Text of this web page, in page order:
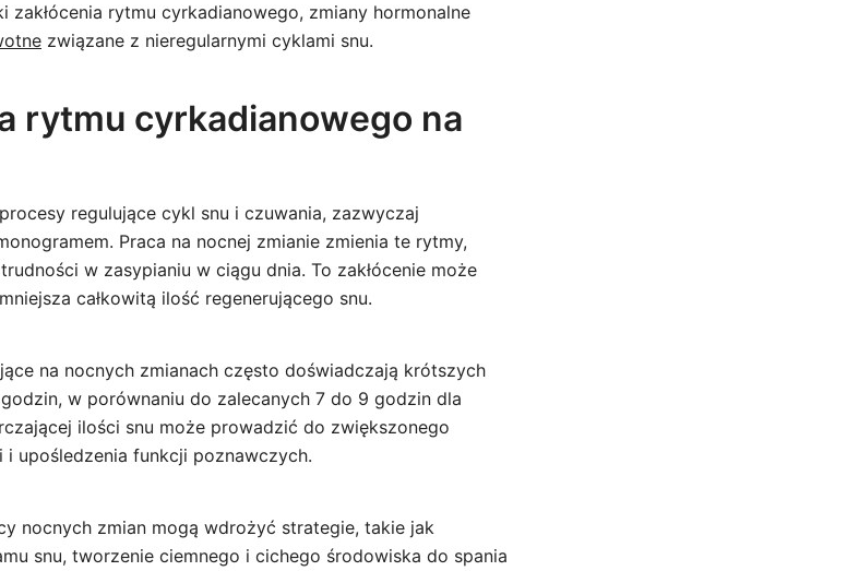
zakłócenia rytmu cyrkadianowego, zmiany hormonalne
związane z nieregularnymi cyklami snu.
rytmu cyrkadianowego na
regulujące cykl snu i czuwania, zazwyczaj
Praca na nocnej zmianie zmienia te rytmy,
w zasypianiu w ciągu dnia. To zakłócenie może
całkowitą ilość regenerującego snu.
na nocnych zmianach często doświadczają krótszych
w porównaniu do zalecanych 7 do 9 godzin dla
ilości snu może prowadzić do zwiększonego
i upośledzenia funkcji poznawczych.
nocnych zmian mogą wdrożyć strategie, takie jak
snu, tworzenie ciemnego i cichego środowiska do spania